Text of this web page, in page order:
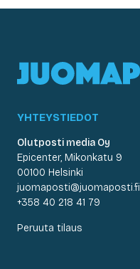
YHTEYSTIEDOT
Olutposti media Oy
Epicenter, Mikonkatu 9
00100 Helsinki
juomaposti@juomaposti.fi
+358 40 218 41 79
Peruuta tilaus